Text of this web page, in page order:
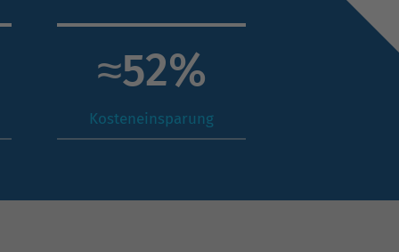
≈69%
Kosteneinsparung